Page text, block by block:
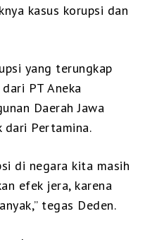
kasus korupsi dan
yang terungkap
PT Aneka
Daerah Jawa
dari Pertamina.
di negara kita masih
efek jera, karena
tegas Deden.